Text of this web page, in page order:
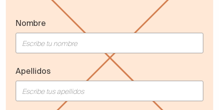
Nombre
Apellidos